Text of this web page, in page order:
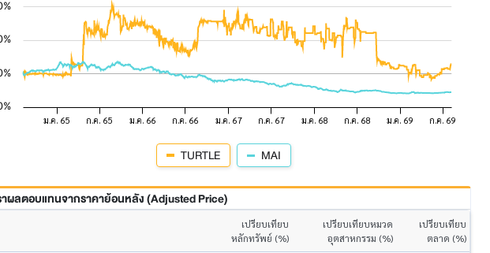
TURTLE MAI
ผลตอบแทนจากราคาย้อนหลัง (Adjusted Price)
เปรียบเทียบ
หลักทรัพย์ (%)
เปรียบเทียบหมวด
อุตสาหกรรม (%)
เปรียบเทียบ
ตลาด (%)